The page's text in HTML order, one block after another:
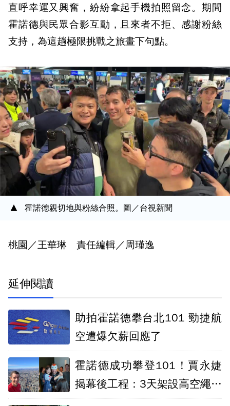
直呼幸運又興奮，紛紛拿起手機拍照留念。期間
霍諾德與民眾合影互動，且來者不拒、感謝粉絲
支持，為這趟極限挑戰之旅畫下句點。
霍諾德親切地與粉絲合照。圖／台視新聞
桃園／王華琳 責任編輯／周瑾逸
延伸閱讀
助拍霍諾德攀台北101 勁捷航
空遭爆欠薪回應了
霍諾德成功攀登101！賈永婕
揭幕後工程：3天架設高空繩索